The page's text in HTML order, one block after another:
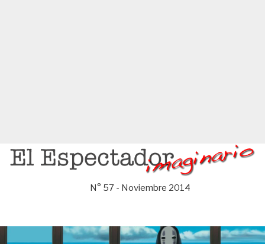
Saltar
N° 57 - Noviembre 2014